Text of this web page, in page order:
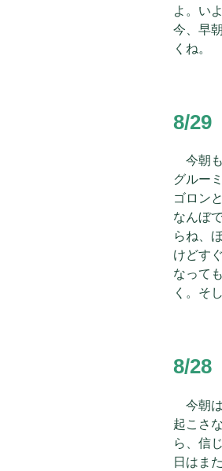
よ。い
今、早
くね
8/29
今朝も
グルー
ゴロン
なんぼ
らね、
けどす
なって
く。そ
8/28
今朝は
起こさ
ら、信
日はま